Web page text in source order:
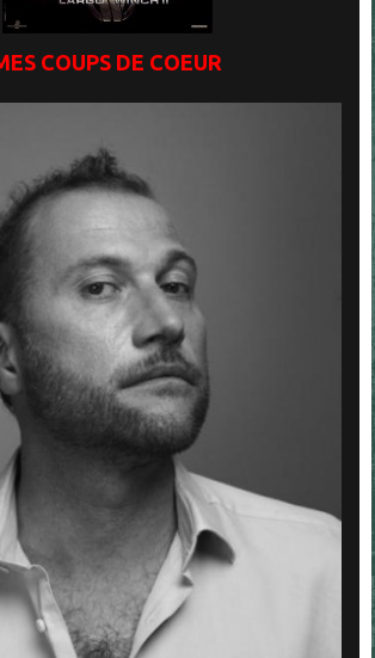
COUPS DE COEUR